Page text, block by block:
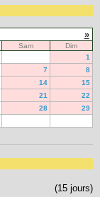
»
Sam
Dim
1
7
8
14
15
21
22
28
29
(15 jours)